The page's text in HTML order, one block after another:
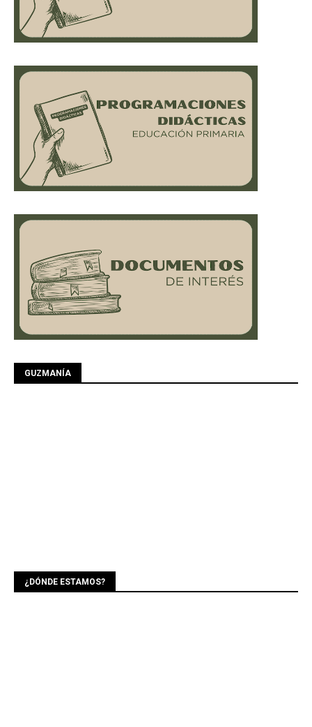
GUZMANÍA
¿DÓNDE ESTAMOS?